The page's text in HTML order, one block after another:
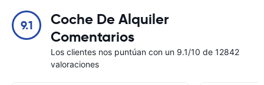
9.1
Coche De Alquiler
Comentarios
Los clientes nos puntúan con un 9.1/10 de 12842
valoraciones